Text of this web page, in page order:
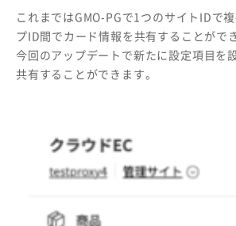
これまではGMO-PGで1つのサイトIDで
プID間でカード情報を共有することがで
今回のアップデートで新たに設定項目を
共有することができます。